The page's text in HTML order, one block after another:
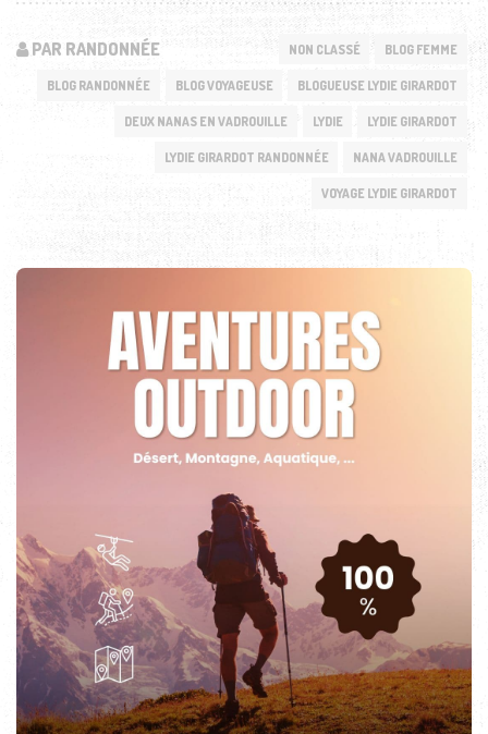
PAR RANDONNÉE NON CLASSÉ BLOG FEMME
BLOG RANDONNÉE BLOG VOYAGEUSE BLOGUEUSE LYDIE GIRARDOT
DEUX NANAS EN VADROUILLE LYDIE LYDIE GIRARDOT
LYDIE GIRARDOT RANDONNÉE NANA VADROUILLE
VOYAGE LYDIE GIRARDOT